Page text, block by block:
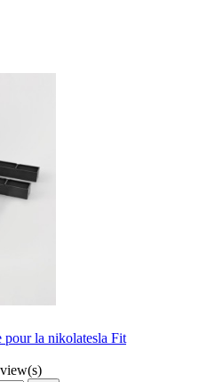
la nikolatesla Fit